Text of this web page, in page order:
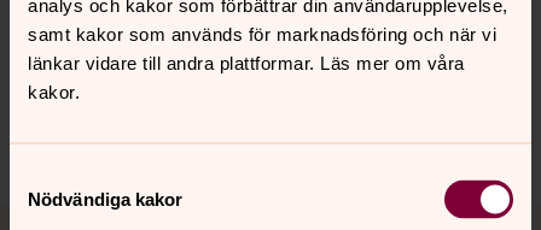
analys och kakor som förbättrar din användarupplevelse,
samt kakor som används för marknadsföring och när vi
länkar vidare till andra plattformar. Läs mer om våra
kakor.
Nödvändiga kakor
Senast ändrad 14 oktober 2021
Synpunkter eller frågor på sidans
innehåll?
visby.domkyrko@svenskakyrkan.se
Dela
Tillbaka till toppen
Tillbaka till innehållet